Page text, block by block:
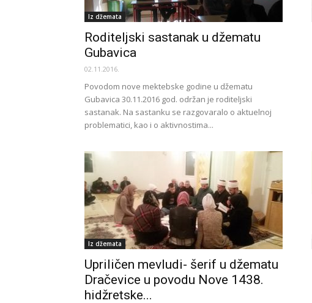
Iz džemata
Roditeljski sastanak u džematu
Gubavica
02.11.2016.
Povodom nove mektebske godine u džematu
Gubavica 30.11.2016 god. održan je roditeljski
sastanak. Na sastanku se razgovaralo o aktuelnoj
problematici, kao i o aktivnostima...
Iz džemata
Upriličen mevludi- šerif u džematu
Dračevice u povodu Nove 1438.
hidžretske...